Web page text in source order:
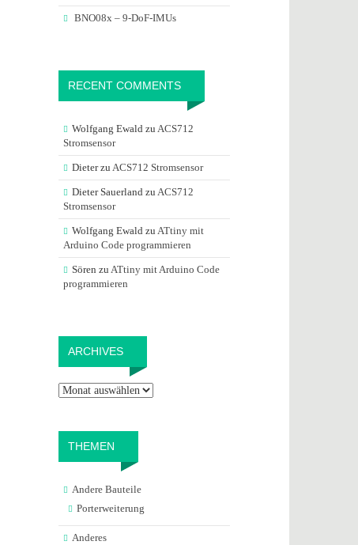
BNO08x – 9-DoF-IMUs
RECENT COMMENTS
Wolfgang Ewaldzu ACS712
Stromsensor
Dieterzu ACS712 Stromsensor
Dieter Sauerlandzu ACS712
Stromsensor
Wolfgang Ewaldzu ATtiny mit
Arduino Code programmieren
Sören zu ATtiny mit Arduino Code
programmieren
ARCHIVES
THEMEN
Andere Bauteile
Porterweiterung
Anderes